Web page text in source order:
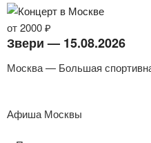
от 2000 ₽
Звери — 15.08.2026
Москва — Большая
Афиша Москвы